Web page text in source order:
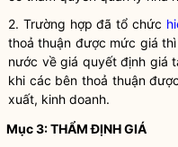
2. Trường hợp đã tổ chức
thoả thuận được mức giá
nước về giá quyết định giá
khi các bên thoả thuận
xuất, kinh doanh.
Mục 3:THẨM ĐỊNH GIÁ